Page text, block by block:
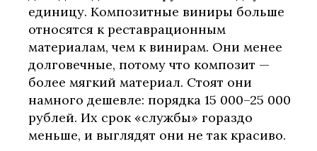
единицу. Композитные виниры больше
относятся к реставрационным
материалам, чем к винирам. Они менее
долговечные, потому что композит —
более мягкий материал. Стоят они
намного дешевле: порядка 15 000–25 000
рублей. Их срок «службы» гораздо
меньше, и выглядят они не так красиво.